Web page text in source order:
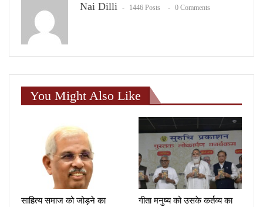
Nai Dilli 1446 Posts 0 Comments
You Might Also Like
साहित्य समाज को जोड़ने का
गीता मनुष्य को उसके कर्तव्य का